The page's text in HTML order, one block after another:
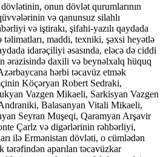
onun dövlət qurumlarının
və qanunsuz silahlı
və iştirakı, şifahi-yazılı qaydada
təlimatları, maddi, texniki, şəxsi heyətlə
idarəçiliyi əsasında, eləcə də ciddi
ərazisində daxili və beynəlxalq hüquq
hərbi təcavüz etmək
Köçəryan Robert Sedraki,
Vazgen Mikaeli, Sarkisyan Vazgen
Balasanyan Vitali Mikaeli,
Seyran Muşeqi, Qaramyan Arşavir
Çarlz və digərlərinin rəhbərliyi,
ilə Ermənistan dövləti, o cümlədən
tərəfindən aparılan təcavüzkar